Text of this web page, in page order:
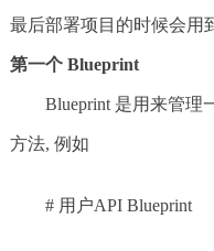
最后部署项目的时候会用
第一个 Blueprint
Blueprint 是用来管理
方法, 例如
# 用户API Blueprint